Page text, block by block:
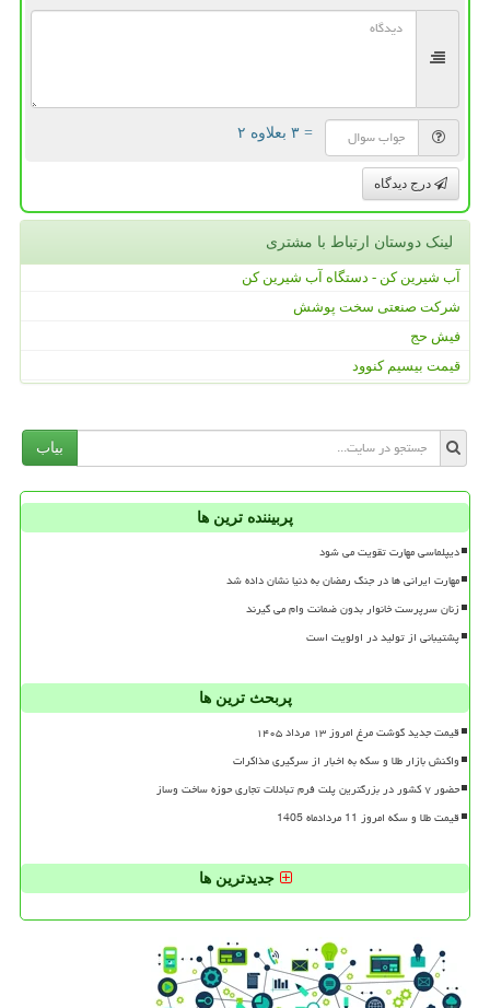
= ۳ بعلاوه ۲
درج دیدگاه
لینک دوستان ارتباط با مشتری
آب شیرین کن - دستگاه آب شیرین کن
شرکت صنعتی سخت پوشش
فیش حج
قیمت بیسیم کنوود
بیاب
پربیننده ترین ها
دیپلماسی مهارت تقویت می شود
مهارت ایرانی ها در جنگ رمضان به دنیا نشان داده شد
زنان سرپرست خانوار بدون ضمانت وام می گیرند
پشتیبانی از تولید در اولویت است
پربحث ترین ها
قیمت جدید گوشت مرغ امروز ۱۳ مرداد ۱۴۰۵
واکنش بازار طلا و سکه به اخبار از سرگیری مذاکرات
حضور ۷ کشور در بزرگترین پلت فرم تبادلات تجاری حوزه ساخت وساز
قیمت طلا و سکه امروز 11 مردادماه 1405
جدیدترین ها